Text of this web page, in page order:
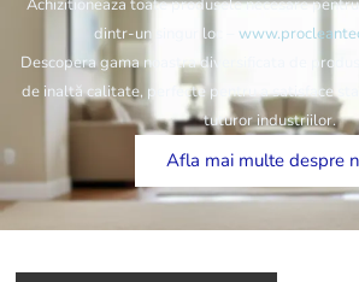
Achizitioneaza toate produsele necesare
dintr-un singur loc –
Descopera gama noastra diversificata de
de inaltă calitate, perfecte pentru a satisface
tuturor industriilor.
Afla mai multe despre